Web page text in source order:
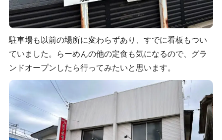
駐車場も以前の場所に変わらずあり、すでに看板もつい
ていました。らーめんの他の定食も気になるので、グラ
ンドオープンしたら行ってみたいと思います。